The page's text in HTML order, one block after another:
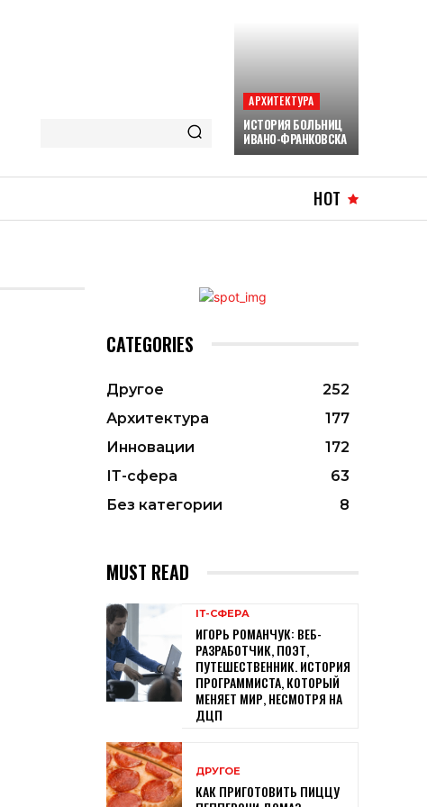
АРХИТЕКТУРА
ИСТОРИЯ БОЛЬНИЦ
ИВАНО-ФРАНКОВСКА
HOT
CATEGORIES
Другое
252
Архитектура
177
Инновации
172
ІТ-сфера
63
Без категории
8
MUST READ
ІТ-СФЕРА
ИГОРЬ РОМАНЧУК: ВЕБ-
РАЗРАБОТЧИК, ПОЭТ,
ПУТЕШЕСТВЕННИК. ИСТОРИЯ
ПРОГРАММИСТА, КОТОРЫЙ
МЕНЯЕТ МИР, НЕСМОТРЯ НА
ДЦП
ДРУГОЕ
КАК ПРИГОТОВИТЬ ПИЦЦУ